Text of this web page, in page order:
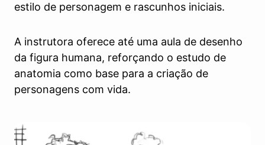
estilo de personagem e rascunhos iniciais.
A instrutora oferece até uma aula de desenho
da figura humana, reforçando o estudo de
anatomia como base para a criação de
personagens com vida.